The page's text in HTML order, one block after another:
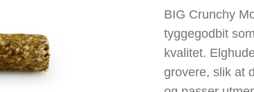
BIG Crunchy
tyggegodbit
kvalitet. E
grovere, slik at